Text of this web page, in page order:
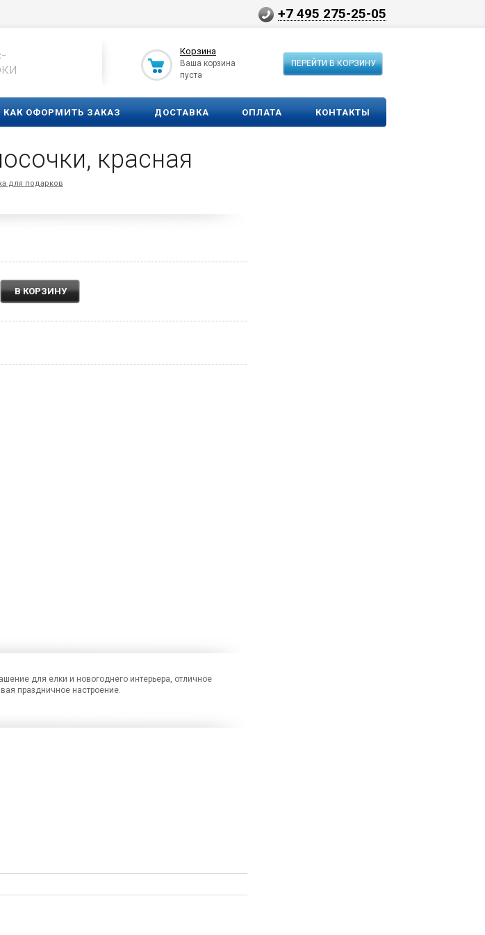
+7 495 275-25-05
Корзина
Ваша корзина
пуста
ПЕРЕЙТИ В КОРЗИНУ
КАК ОФОРМИТЬ ЗАКАЗ ДОСТАВКА ОПЛАТА КОНТАКТЫ
красная
для подарков
В КОРЗИНУ
для елки и новогоднего интерьера, отличное
праздничное настроение.